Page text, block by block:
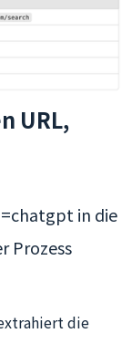
URL,
in die
Prozess
die